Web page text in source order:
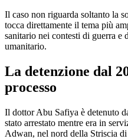
Il caso non riguarda soltanto la
tocca direttamente il tema più
sanitario nei contesti di guerra e
umanitario.
La detenzione dal
processo
Il dottor Abu Safiya è detenuto
stato arrestato mentre era in
Adwan, nel nord della Striscia di